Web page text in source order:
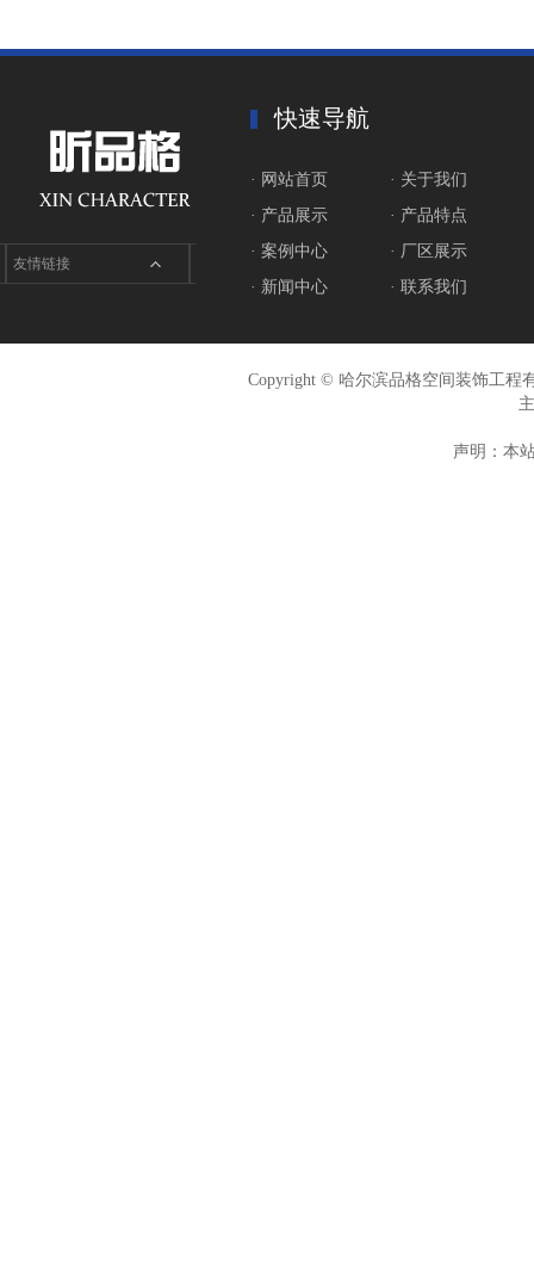
友情链接
快速导航
· 网站首页
· 关于我们
· 产品展示
· 产品特点
· 案例中心
· 厂区展示
· 新闻中心
· 联系我们
Copyright © 哈尔滨品格空间装饰工程
声明：本